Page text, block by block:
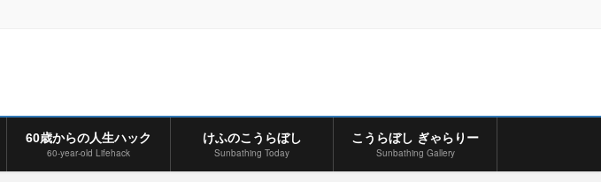
60歳からの人生ハック
60-year-old Lifehack
けふのこうらぼし
Sunbathing Today
こうらぼし ぎゃらりー
Sunbathing Gallery